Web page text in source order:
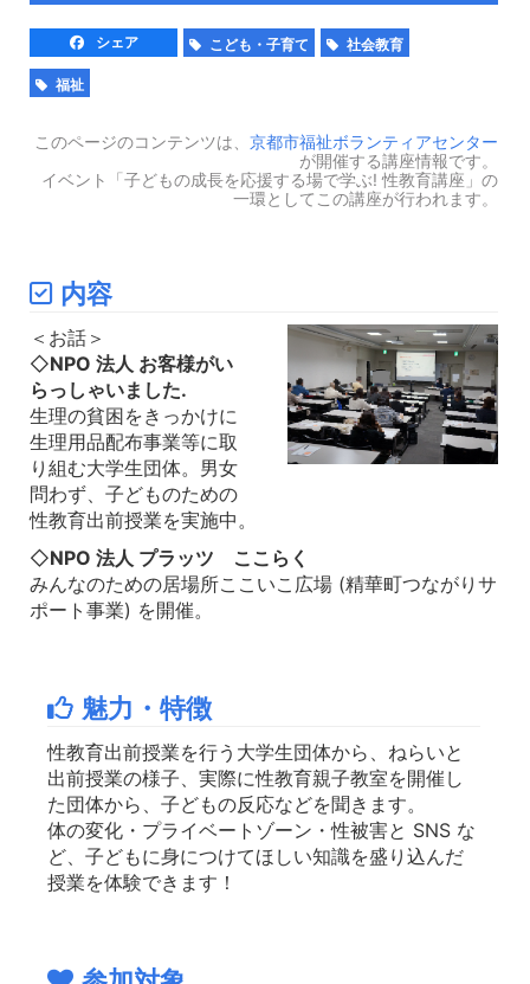
シェア こども・子育て 社会教育
福祉
このページのコンテンツは、 京都市福祉ボランティアセンター
が開催する講座情報です。
イベント「子どもの成長を応援する場で学ぶ! 性教育講座」の
一環としてこの講座が行われます。
内容
＜お話＞
◇NPO 法人 お客様がい
らっしゃいました.
生理の貧困をきっかけに
生理用品配布事業等に取
り組む大学生団体。男女
問わず、子どものための
性教育出前授業を実施中。
◇NPO 法人 プラッツ ここらく
みんなのための居場所ここいこ広場 (精華町つながりサ
ポート事業) を開催。
魅力・特徴
性教育出前授業を行う大学生団体から、ねらいと
出前授業の様子、実際に性教育親子教室を開催し
た団体から、子どもの反応などを聞きます。
体の変化・プライベートゾーン・性被害と SNS な
ど、子どもに身につけてほしい知識を盛り込んだ
授業を体験できます！